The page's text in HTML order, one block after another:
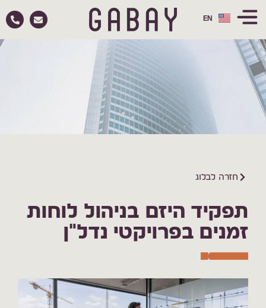
חזרה לבלוג
תפקיד היזם בניהול לוחות
זמנים בפרויקטי נדל"ן